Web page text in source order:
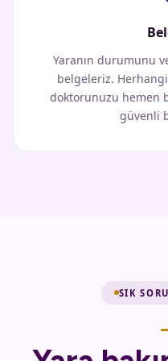
Yaranın durumunu
belgeleriz.
doktorunuzu
güvenli
SIK